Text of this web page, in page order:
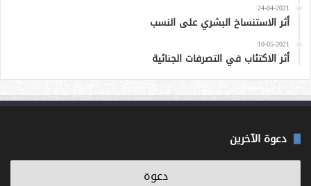
24-04-2021
أثر الاستنساخ البشري على النسب
10-05-2021
أثر الاكتئاب في التصرفات الجنائية
دعوة الآخرين